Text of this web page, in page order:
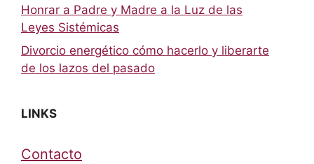
Honrar a Padre y Madre a la Luz de las
Leyes Sistémicas
Divorcio energético cómo hacerlo y liberarte
de los lazos del pasado
LINKS
Contacto